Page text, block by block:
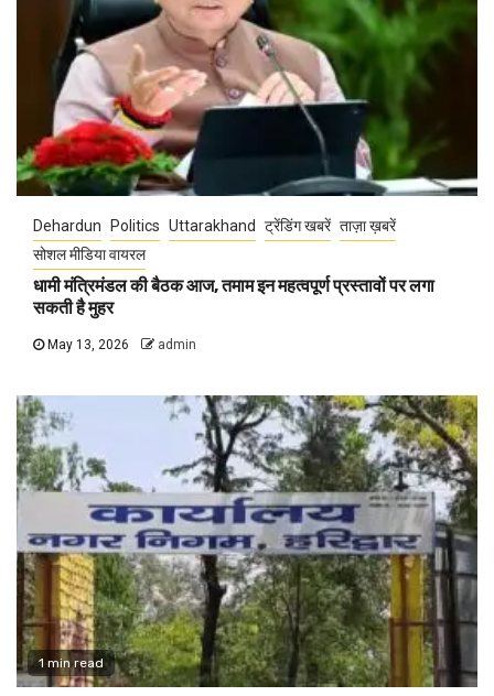
Dehardun Politics Uttarakhand ट्रेंडिंग खबरें ताज़ा ख़बरें
सोशल मीडिया वायरल
धामी मंत्रिमंडल की बैठक आज, तमाम इन महत्वपूर्ण प्रस्तावों पर लगा
सकती है मुहर
May 13, 2026 admin
1 min read